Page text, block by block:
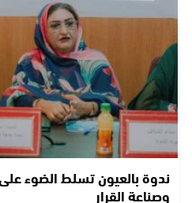
ندوة بالعيون تسلط الضوء
وصناعة القرار